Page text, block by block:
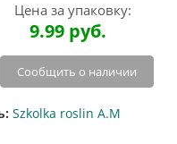
Цена за упаковку:
9.99 руб.
Сообщить о наличии
Szkolka roslin A.M